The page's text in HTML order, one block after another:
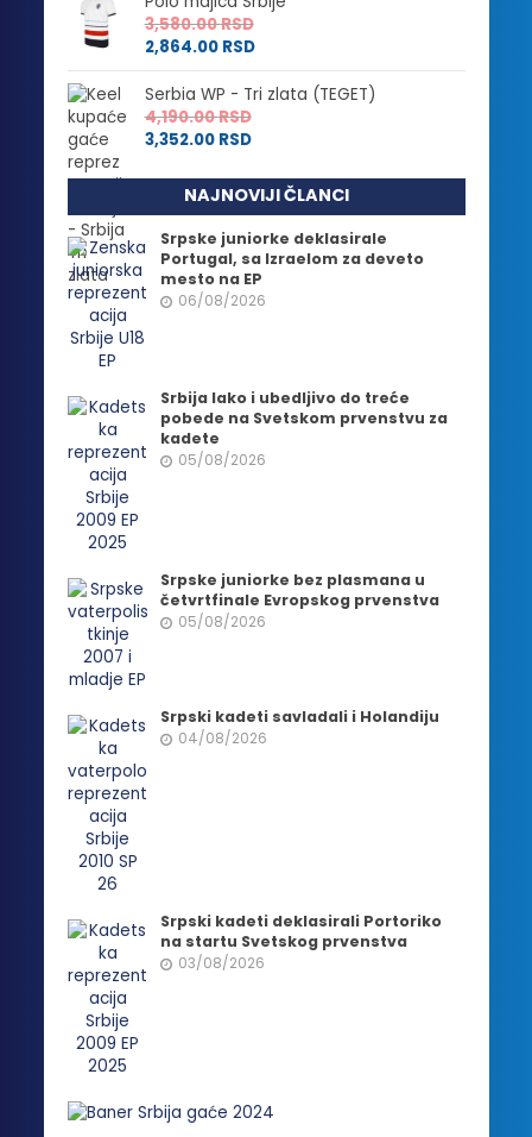
3,580.00RSD
2,864.00 RSD
Serbia WP - Tri zlata (TEGET)
4,190.00RSD
3,352.00 RSD
NAJNOVIJI ČLANCI
Srpske juniorke deklasirale
Portugal, sa Izraelom za deveto
mesto na EP
06/08/2026
Srbija lako i ubedljivo do treće
pobede na Svetskom prvenstvu za
kadete
05/08/2026
Srpske juniorke bez plasmana u
četvrtfinale Evropskog prvenstva
05/08/2026
Srpski kadeti savladali i Holandiju
04/08/2026
Srpski kadeti deklasirali Portoriko
na startu Svetskog prvenstva
03/08/2026